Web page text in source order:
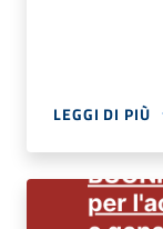
LEGGI DI PIÙ